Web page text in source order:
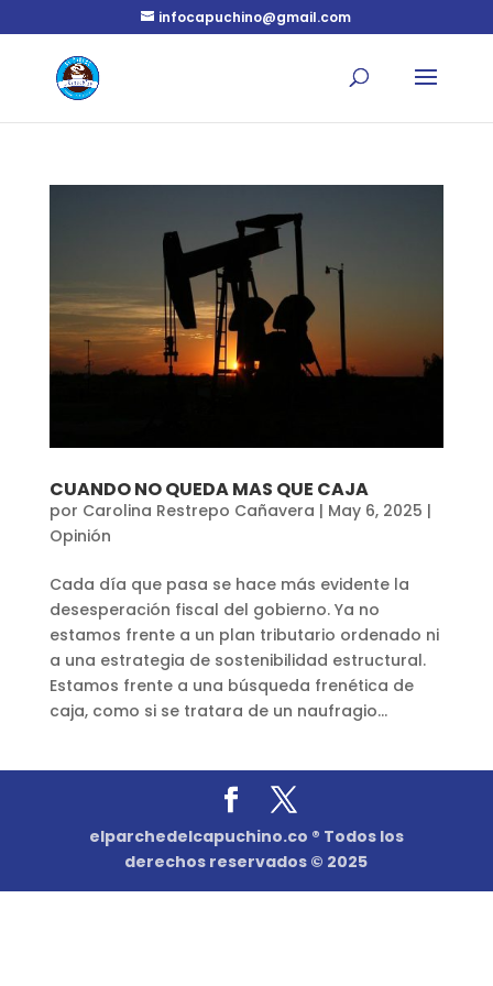
infocapuchino@gmail.com
CUANDO NO QUEDA MAS QUE CAJA
por Carolina Restrepo Cañavera | May 6, 2025 |
Opinión
Cada día que pasa se hace más evidente la
desesperación fiscal del gobierno. Ya no
estamos frente a un plan tributario ordenado ni
a una estrategia de sostenibilidad estructural.
Estamos frente a una búsqueda frenética de
caja, como si se tratara de un naufragio...
elparchedelcapuchino.co ® Todos los
derechos reservados © 2025